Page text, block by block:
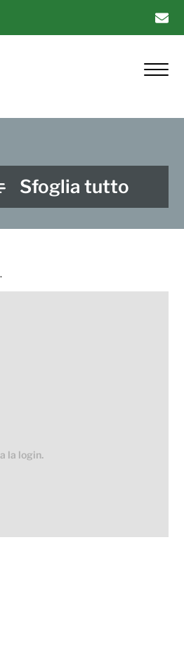
Sfoglia tutto
.
la login.